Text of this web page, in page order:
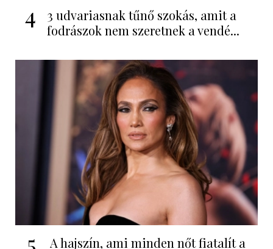
4
3 udvariasnak tűnő szokás, amit a
fodrászok nem szeretnek a vendé...
5
A hajszín, ami minden nőt fiatalít a